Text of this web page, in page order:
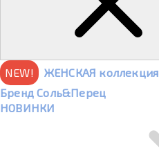
NEW!
ЖЕНСКАЯ коллекция
Бренд Соль&Перец
НОВИНКИ